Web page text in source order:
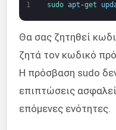
1 sudo apt -get
Θα σας ζητηθεί
ζητά τον κωδικό
Η πρόσβαση sudo
επιπτώσεις
επόμενες ενότητες.